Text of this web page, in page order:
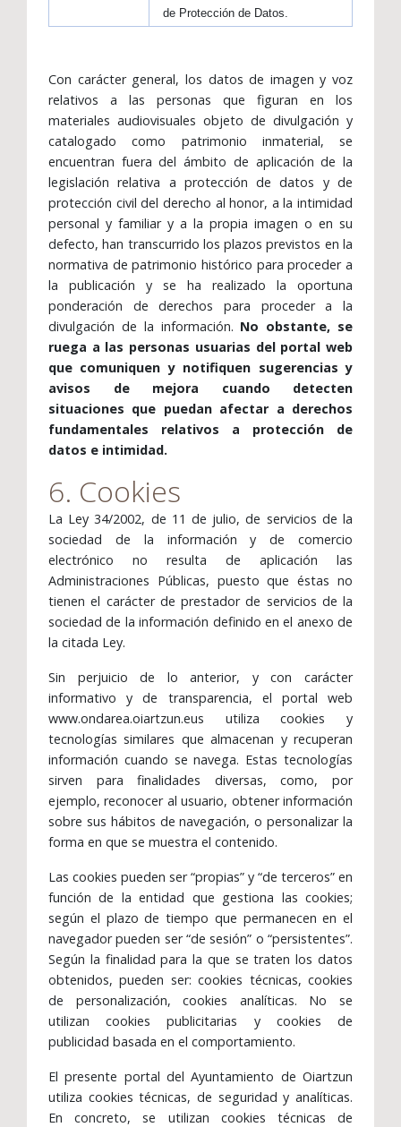
de Protección de Datos.
Con carácter general, los datos de imagen y voz
relativos a las personas que figuran en los
materiales audiovisuales objeto de divulgación y
catalogado como patrimonio inmaterial, se
encuentran fuera del ámbito de aplicación de la
legislación relativa a protección de datos y de
protección civil del derecho al honor, a la intimidad
personal y familiar y a la propia imagen o en su
defecto, han transcurrido los plazos previstos en la
normativa de patrimonio histórico para proceder a
la publicación y se ha realizado la oportuna
ponderación de derechos para proceder a la
divulgación de la información. No obstante, se
ruega a las personas usuarias del portal web
que comuniquen y notifiquen sugerencias y
avisos de mejora cuando detecten
situaciones que puedan afectar a derechos
fundamentales relativos a protección de
datos e intimidad.
6. Cookies
La Ley 34/2002, de 11 de julio, de servicios de la
sociedad de la información y de comercio
electrónico no resulta de aplicación las
Administraciones Públicas, puesto que éstas no
tienen el carácter de prestador de servicios de la
sociedad de la información definido en el anexo de
la citada Ley.
Sin perjuicio de lo anterior, y con carácter
informativo y de transparencia, el portal web
www.ondarea.oiartzun.eus utiliza cookies y
tecnologías similares que almacenan y recuperan
información cuando se navega. Estas tecnologías
sirven para finalidades diversas, como, por
ejemplo, reconocer al usuario, obtener información
sobre sus hábitos de navegación, o personalizar la
forma en que se muestra el contenido.
Las cookies pueden ser “propias” y “de terceros” en
función de la entidad que gestiona las cookies;
según el plazo de tiempo que permanecen en el
navegador pueden ser “de sesión” o “persistentes”.
Según la finalidad para la que se traten los datos
obtenidos, pueden ser: cookies técnicas, cookies
de personalización, cookies analíticas. No se
utilizan cookies publicitarias y cookies de
publicidad basada en el comportamiento.
El presente portal del Ayuntamiento de Oiartzun
utiliza cookies técnicas, de seguridad y analíticas.
En concreto, se utilizan cookies técnicas de